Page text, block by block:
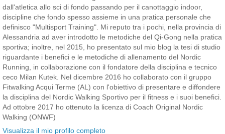
dall'atletica allo sci di fondo passando per il canottaggio indoor,
discipline che fondo spesso assieme in una pratica personale che
definisco "Multisport Training". Mi reputo tra i pochi, nella provincia di
Alessandria ad aver introdotto le metodiche del Qi-Gong nella pratica
sportiva; inoltre, nel 2015, ho presentato sul mio blog la tesi di studio
riguardante i benefici e le metodiche di allenamento del Nordic
Running, in collaborazione con il fondatore della disciplina e tecnico
ceco Milan Kutek. Nel dicembre 2016 ho collaborato con il gruppo
Fitwalking Acqui Terme (AL) con l'obiettivo di presentare e diffondere
la disciplina del Nordic Walking Sportivo per il fitness e i suoi benefici.
Ad ottobre 2017 ho ottenuto la licenza di Coach Original Nordic
Walking (ONWF)
Visualizza il mio profilo completo